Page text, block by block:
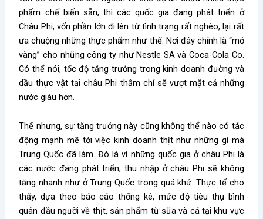
phẩm chế biến sẵn, thì các quốc gia đang phát triển ở
Châu Phi, vốn phần lớn đi lên từ tình trạng rất nghèo, lại rất
ưa chuộng những thực phẩm như thế. Nơi đây chính là “mỏ
vàng” cho những công ty như Nestle SA và Coca-Cola Co.
Có thể nói, tốc độ tăng trưởng trong kinh doanh đường và
dầu thực vật tại châu Phi thậm chí sẽ vượt mặt cả những
nước giàu hơn.
Thế nhưng, sự tăng trưởng này cũng không thể nào có tác
động mạnh mẽ tới việc kinh doanh thịt như những gì mà
Trung Quốc đã làm. Đó là vì những quốc gia ở châu Phi là
các nước đang phát triển; thu nhập ở châu Phi sẽ không
tăng nhanh như ở Trung Quốc trong quá khứ. Thực tế cho
thấy, dựa theo báo cáo thống kê, mức độ tiêu thụ bình
quân đầu người về thịt, sản phẩm từ sữa và cá tại khu vực